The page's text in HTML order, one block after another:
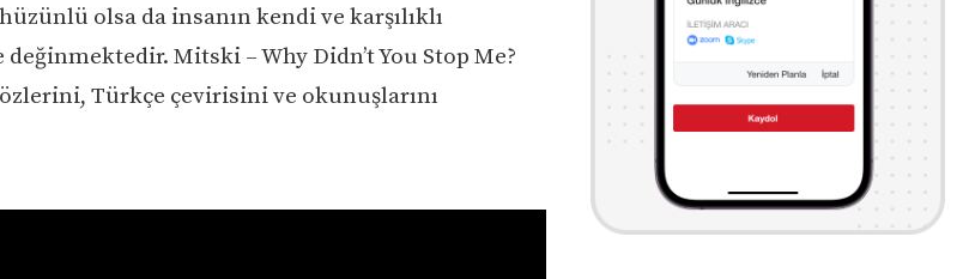
hüzünlü olsa da insanın kendi ve karşılıklı
Mitski – Why Didn’t You Stop Me?
Türkçe çevirisini ve okunuşlarını